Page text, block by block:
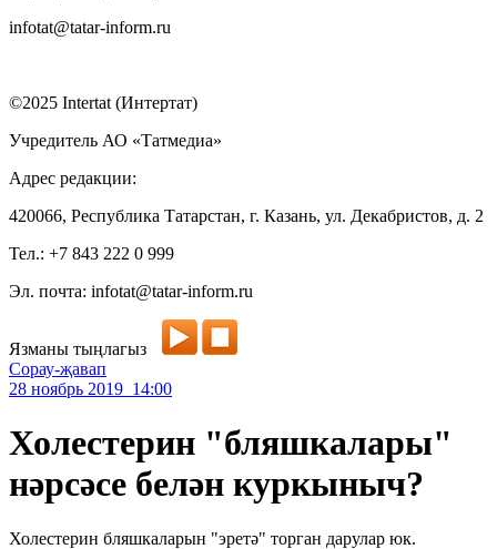
infotat@tatar-inform.ru
©2025 Intertat (Интертат)
Учредитель АО «Татмедиа»
Адрес редакции:
420066, Республика Татарстан, г. Казань, ул. Декабристов, д. 2
Тел.: +7 843 222 0 999
Эл. почта: infotat@tatar-inform.ru
Язманы тыңлагыз
Сорау-җавап
28 ноябрь 2019 14:00
Холестерин "бляшкалары"
нәрсәсе белән куркыныч?
Холестерин бляшкаларын "эретә" торган дарулар юк.